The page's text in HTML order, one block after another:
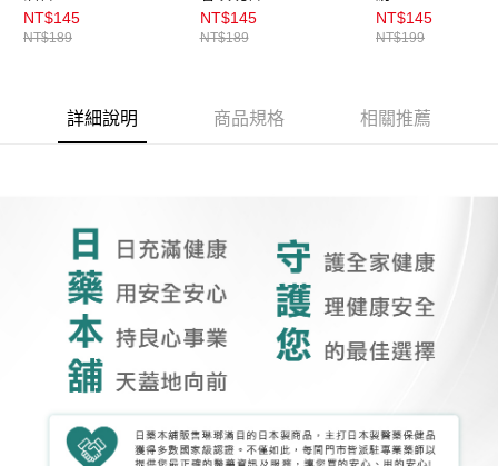
NT$145
NT$189
NT$145
NT$189
NT$145
NT$199
詳細說明 商品規格 相關推薦